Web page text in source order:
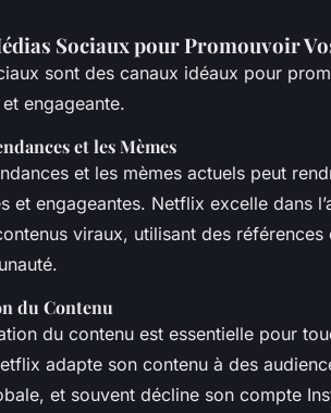
Sociaux pour Promouvoir
sont des canaux idéaux pour
engageante.
et les Mèmes
et les mèmes actuels peut
et engageantes. Netflix excelle dans
viraux, utilisant des
du Contenu
du contenu est essentielle pour
adapte son contenu à des
et souvent décline son compte